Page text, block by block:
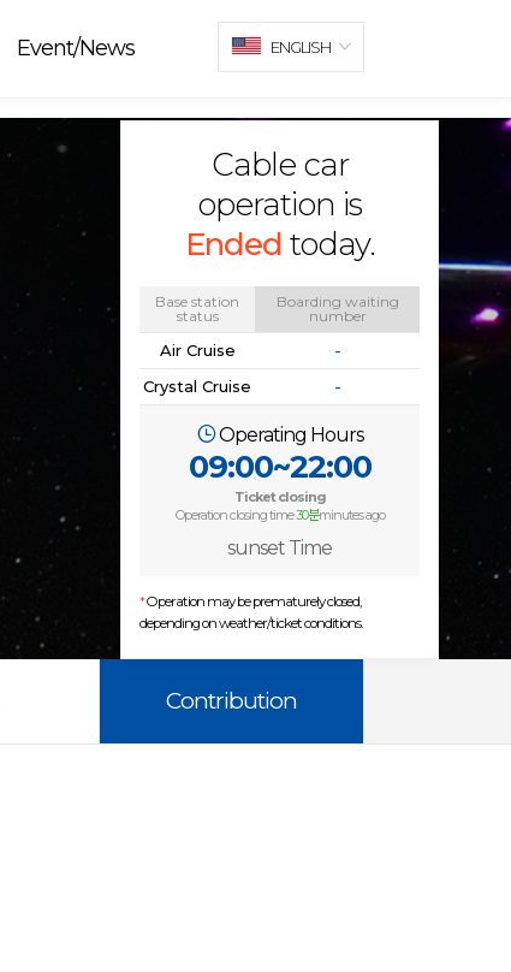
Cable car
operation is
Ended today.
Base station
status
Boarding waiting
number
Air Cruise
-
Crystal Cruise
-
Operating Hours
09:00~22:00
Ticket closing
Operation closing time30분minutes ago
sunset Time
*Operation may be prematurely closed,
depending on weather/ticket conditions.
Event/News ENGLISH
Contribution